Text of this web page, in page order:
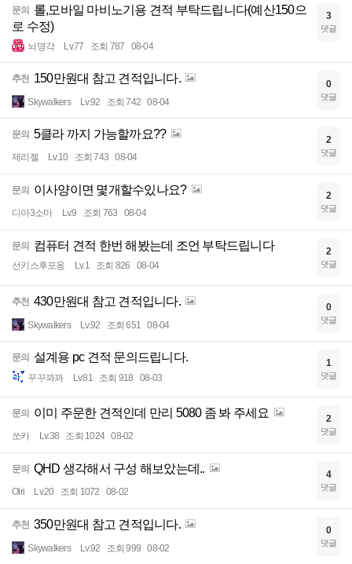
문의 롤,모바일 마비노기용 견적 부탁드립니다(예산150으
로 수정)
뇌명각 Lv.77 조회 787 08-04
3
댓글
추천 150만원대 참고 견적입니다.
Skywalkers Lv.92 조회 742 08-04
0
댓글
문의 5클라 까지 가능할까요??
제리젤 Lv.10 조회 743 08-04
2
댓글
문의 이사양이면 몇개할수있나요?
디아3소마 Lv.9 조회 763 08-04
2
댓글
문의 컴퓨터 견적 한번 해봤는데 조언 부탁드립니다
선키스후포옹 Lv.1 조회 826 08-04
2
댓글
추천 430만원대 참고 견적입니다.
Skywalkers Lv.92 조회 651 08-04
0
댓글
문의 설계용 pc 견적 문의드립니다.
꾸꾸꽈꽈 Lv.81 조회 918 08-03
1
댓글
문의 이미 주문한 견적인데 만리 5080 좀 봐 주세요
쏘카 Lv.38 조회 1024 08-02
2
댓글
문의 QHD 생각해서 구성 해보았는데..
Olri Lv.20 조회 1072 08-02
4
댓글
추천 350만원대 참고 견적입니다.
Skywalkers Lv.92 조회 999 08-02
0
댓글